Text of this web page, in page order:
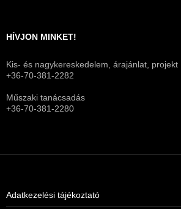
HÍVJON MINKET!
Kis- és nagykereskedelem, árajánlat, projekt
+36-70-381-2282
Műszaki tanácsadás
+36-70-381-2280
Adatkezelési tájékoztató